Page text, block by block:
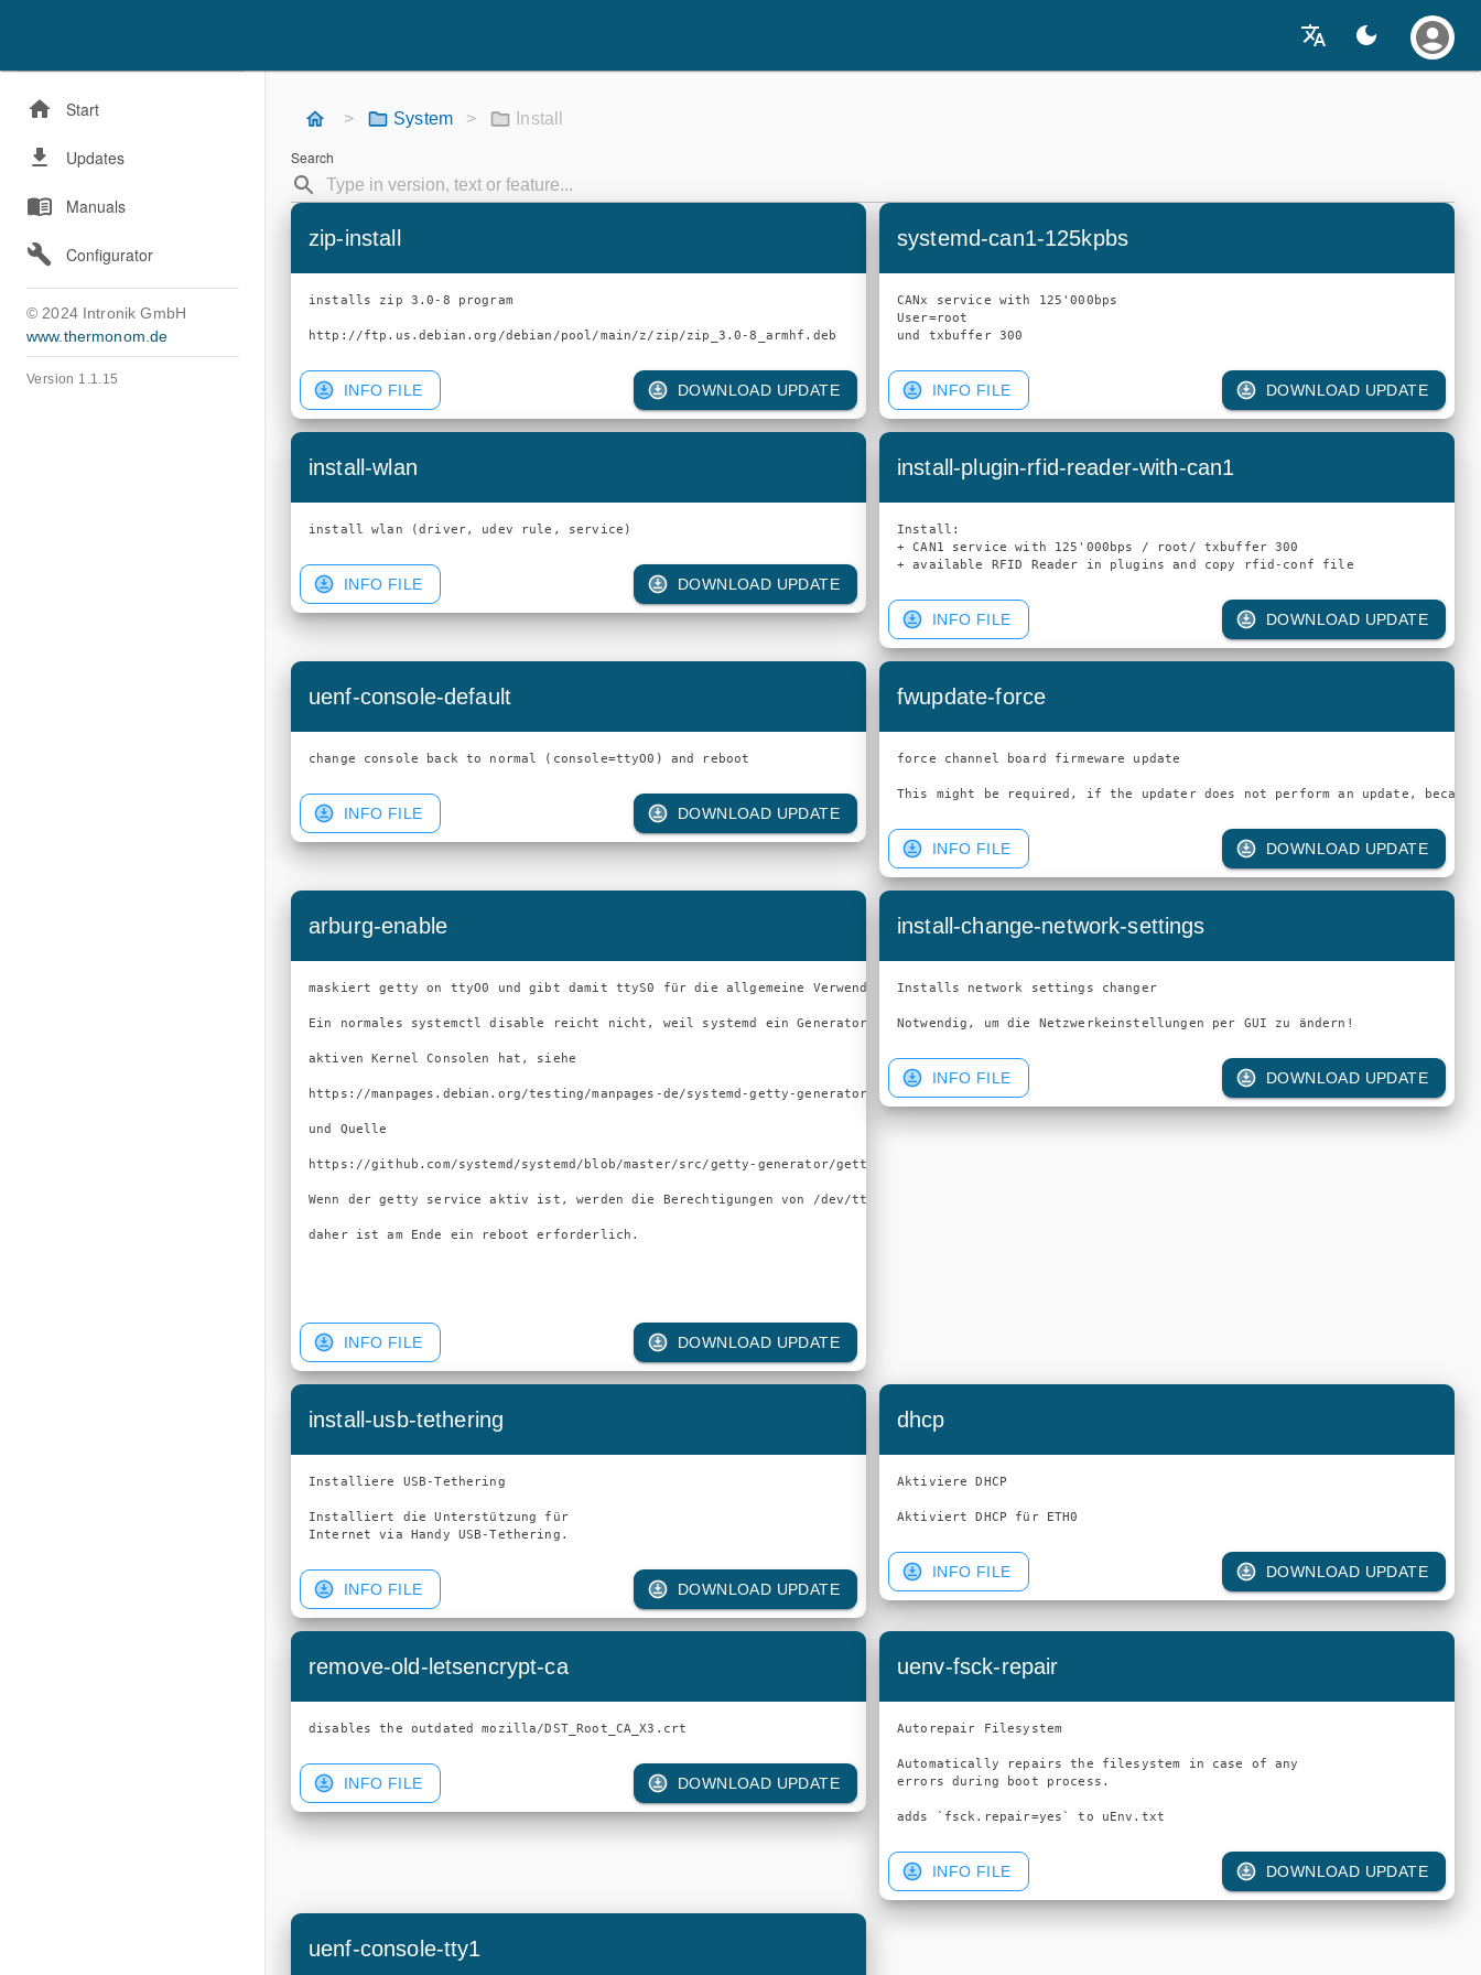
Start
Updates
Manuals
Configurator
© 2024 Intronik GmbH
www.thermonom.de
Version 1.1.15
> System > Install
Search
zip-install
installs zip 3.0-8 program
INFO FILE DOWNLOAD UPDATE
systemd-can1-125kpbs
CANx service with 125'000bps
User=root
INFO FILE DOWNLOAD UPDATE
install-wlan
INFO FILE DOWNLOAD UPDATE
install-plugin-rfid-reader-with-can1
Install:
+ CAN1 service with 125'000bps / root/ txbuffer 300
+ available RFID Reader in plugins and copy rfid-conf file
INFO FILE DOWNLOAD UPDATE
uenf-console-default
INFO FILE DOWNLOAD UPDATE
fwupdate-force
force channel board firmeware update
INFO FILE DOWNLOAD UPDATE
arburg-enable
maskiert getty on ttyO0 und gibt damit ttyS0 für die allgemeine Verwendung frei
Ein normales systemctl disable reicht nicht, weil systemd ein Generator für alle
aktiven Kernel Consolen hat, siehe
https://manpages.debian.org/testing/manpages-de/systemd-getty-generator.8.de.html
und Quelle
https://github.com/systemd/systemd/blob/master/src/getty-generator/getty-generator.c
Wenn der getty service aktiv ist, werden die Berechtigungen von /dev/ttyO0 modifiziert,
daher ist am Ende ein reboot erforderlich.
INFO FILE DOWNLOAD UPDATE
install-change-network-settings
Installs network settings changer
Notwendig, um die Netzwerkeinstellungen per GUI zu ändern!
INFO FILE DOWNLOAD UPDATE
install-usb-tethering
Installiere USB-Tethering
Installiert die Unterstützung für
INFO FILE DOWNLOAD UPDATE
dhcp
Aktiviere DHCP
Aktiviert DHCP für ETH0
INFO FILE DOWNLOAD UPDATE
remove-old-letsencrypt-ca
INFO FILE DOWNLOAD UPDATE
uenv-fsck-repair
Autorepair Filesystem
Automatically repairs the filesystem in case of any
errors during boot process.
INFO FILE DOWNLOAD UPDATE
uenf-console-tty1